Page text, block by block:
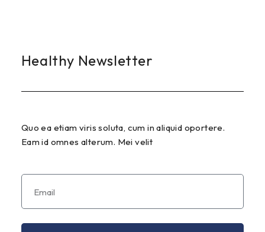
Healthy Newsletter
Quo ea etiam viris soluta, cum in aliquid oportere.
Eam id omnes alterum. Mei velit